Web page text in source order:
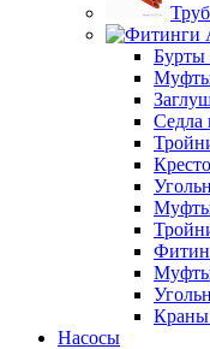
Бурты
Седла
Муфты
Насосы